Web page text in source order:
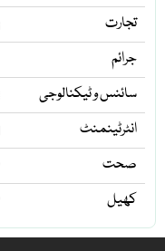
تجارت
جرائم
سائنس و ٹیکنالوجی
انٹرٹینمنٹ
صحت
کھیل